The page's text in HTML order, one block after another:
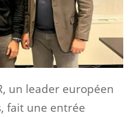
un leader européen
fait une entrée